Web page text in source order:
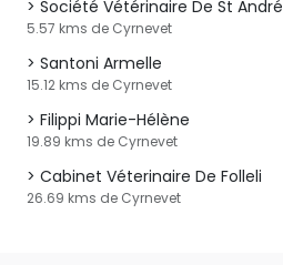
Société Vétérinaire De St André
5.57 kms de Cyrnevet
Santoni Armelle
15.12 kms de Cyrnevet
Filippi Marie-Hélène
19.89 kms de Cyrnevet
Cabinet Véterinaire De Folleli
26.69 kms de Cyrnevet